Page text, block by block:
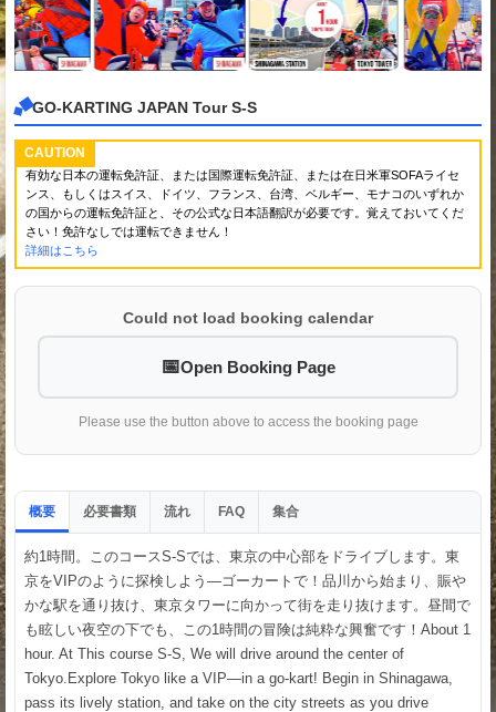
GO-KARTING JAPAN Tour S-S
CAUTION
有効な日本の運転免許証、または国際運転免許証、または在日米軍SOFAライセ
ンス、もしくはスイス、ドイツ、フランス、台湾、ベルギー、モナコのいずれか
の国からの運転免許証と、その公式な日本語翻訳が必要です。覚えておいてくだ
さい！免許なしでは運転できません！
詳細はこちら
Could not load booking calendar
Open Booking Page
Please use the button above to access the booking page
概要 必要書類 流れ FAQ 集合
約1時間。このコースS-Sでは、東京の中心部をドライブします。東
京をVIPのように探検しよう—ゴーカートで！品川から始まり、賑や
かな駅を通り抜け、東京タワーに向かって街を走り抜けます。昼間で
も眩しい夜空の下でも、この1時間の冒険は純粋な興奮です！About 1
hour. At This course S-S, We will drive around the center of
Tokyo.Explore Tokyo like a VIP—in a go-kart! Begin in Shinagawa,
pass its lively station, and take on the city streets as you drive